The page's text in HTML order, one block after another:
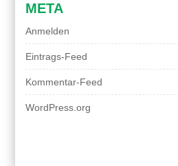
META
Anmelden
Eintrags-Feed
Kommentar-Feed
WordPress.org